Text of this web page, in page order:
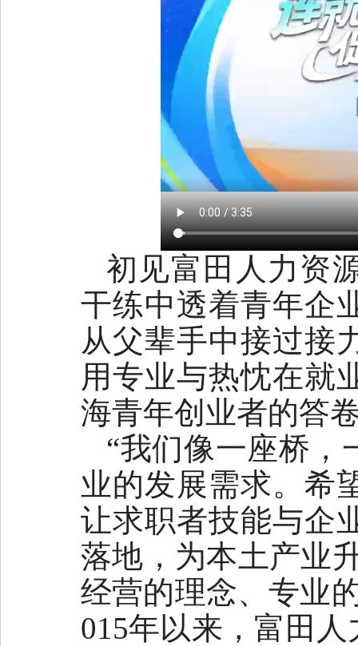
初见富田人力资
干练中透着青年企
从父辈手中接过接
用专业与热忱在就
海青年创业者的答
“我们像一座桥，
业的发展需求。希
让求职者技能与企
落地，为本土产业
经营的理念、专业
015年以来，富田